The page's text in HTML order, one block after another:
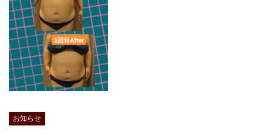
お知らせ